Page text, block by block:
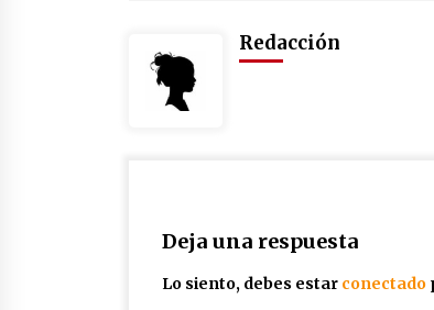
Redacción
Deja una respuesta
Lo siento, debes estar conectado